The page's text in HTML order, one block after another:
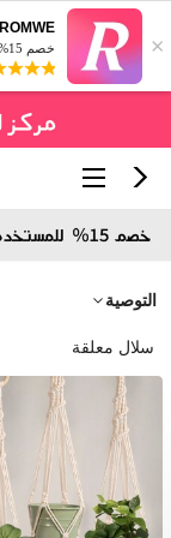
×
ROMWE - مركز التسوق الإلكتروني الخاص بك
خصم 15% للمستخدمين الجدد
التوصية
سلال معلقة